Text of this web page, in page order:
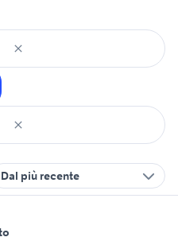
Dal più recente